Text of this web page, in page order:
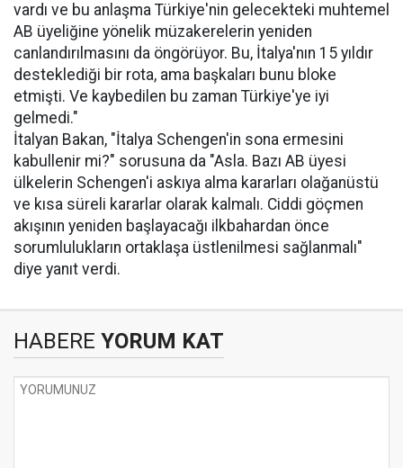
vardı ve bu anlaşma Türkiye'nin gelecekteki muhtemel
AB üyeliğine yönelik müzakerelerin yeniden
canlandırılmasını da öngörüyor. Bu, İtalya'nın 15 yıldır
desteklediği bir rota, ama başkaları bunu bloke
etmişti. Ve kaybedilen bu zaman Türkiye'ye iyi
gelmedi."
İtalyan Bakan, "İtalya Schengen'in sona ermesini
kabullenir mi?" sorusuna da "Asla. Bazı AB üyesi
ülkelerin Schengen'i askıya alma kararları olağanüstü
ve kısa süreli kararlar olarak kalmalı. Ciddi göçmen
akışının yeniden başlayacağı ilkbahardan önce
sorumlulukların ortaklaşa üstlenilmesi sağlanmalı"
diye yanıt verdi.
HABERE YORUM KAT